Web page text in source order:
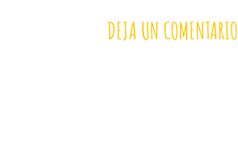
DEJA UN COMENTARIO